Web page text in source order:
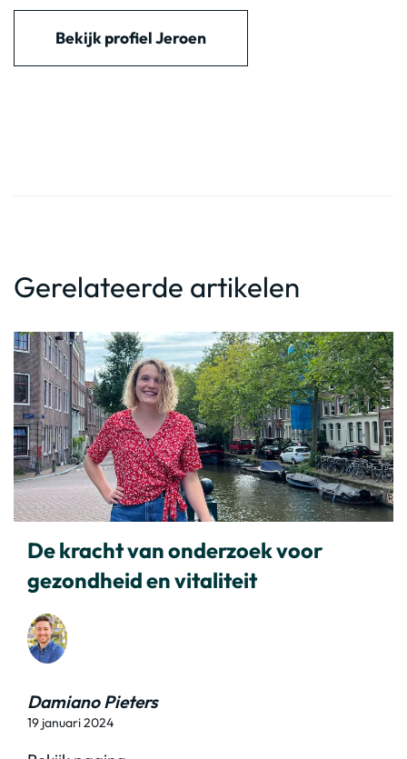
Bekijk profiel Jeroen
Gerelateerde artikelen
De kracht van onderzoek voor
gezondheid en vitaliteit
Damiano Pieters
19 januari 2024